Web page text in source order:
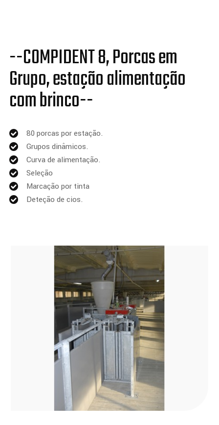
--COMPIDENT 8, Porcas em
Grupo, estação alimentação
com brinco--
80 porcas por estação.
Grupos dinâmicos.
Curva de alimentação.
Seleção
Marcação por tinta
Deteção de cios.